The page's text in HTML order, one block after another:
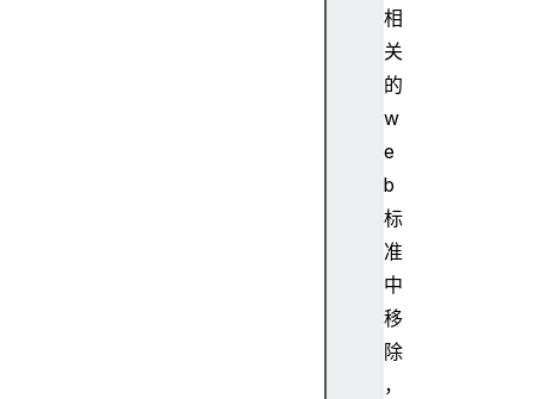
相
关
的
w
e
b
标
准
中
移
除
，